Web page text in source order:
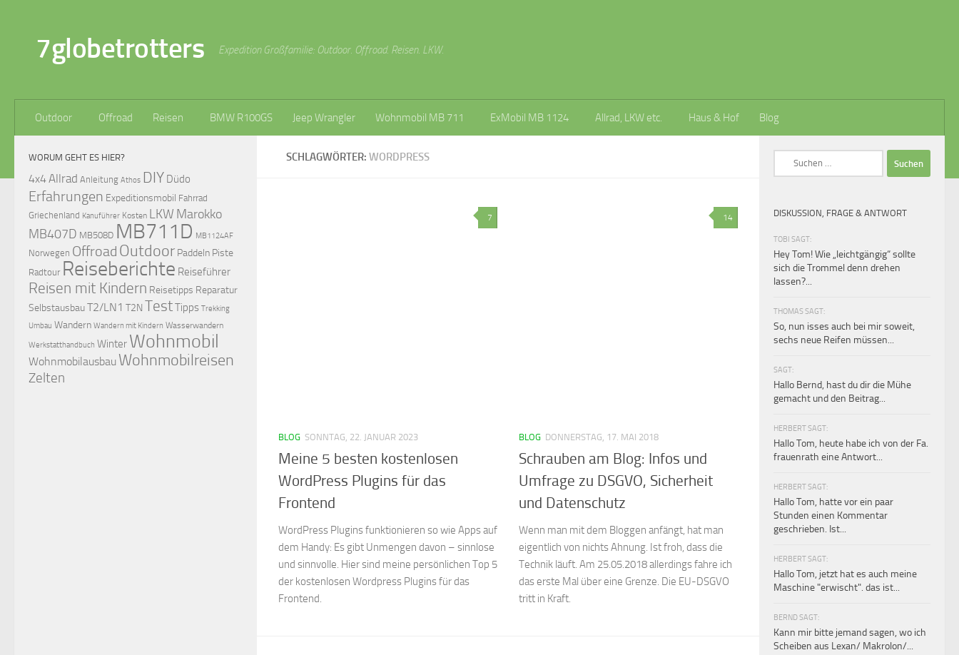
7globetrotters Expedition Großfamilie: Outdoor. Offroad. Reisen. LKW.
Outdoor Offroad Reisen BMW R100GS Jeep Wrangler Wohnmobil MB 711 ExMobil MB 1124 Allrad, LKW etc. Haus & Hof Blog
SCHLAGWÖRTER: WORDPRESS
7
BLOG SONNTAG, 22. JANUAR 2023
Meine 5 besten kostenlosen
WordPress Plugins für das
Frontend
WordPress Plugins funktionieren so wie Apps auf
dem Handy: Es gibt Unmengen davon – sinnlose
und sinnvolle. Hier sind meine persönlichen Top 5
der kostenlosen Wordpress Plugins für das
Frontend.
14
BLOG DONNERSTAG, 17. MAI 2018
Schrauben am Blog: Infos und
Umfrage zu DSGVO, Sicherheit
und Datenschutz
Wenn man mit dem Bloggen anfängt, hat man
eigentlich von nichts Ahnung. Ist froh, dass die
Technik läuft. Am 25.05.2018 allerdings fahre ich
das erste Mal über eine Grenze. Die EU-DSGVO
tritt in Kraft.
WORUM GEHT ES HIER?
4x4Allrad Anleitung Athos DIY Düdo
Erfahrungen Expeditionsmobil Fahrrad
Griechenland Kanuführer Kosten LKW Marokko
MB407D MB508D MB711D MB1124AF
Norwegen Offroad Outdoor Paddeln Piste
Radtour Reiseberichte Reiseführer
Reisen mit Kindern Reisetipps Reparatur
SelbstausbauT2/LN1 T2N TestTipps Trekking
Umbau Wandern Wandern mit Kindern Wasserwandern
Werkstatthandbuch Winter Wohnmobil
Wohnmobilausbau Wohnmobilreisen
Zelten
DISKUSSION, FRAGE & ANTWORT
TOBI SAGT:
Hey Tom! Wie „leichtgängig“ sollte
sich die Trommel denn drehen
lassen?...
THOMAS SAGT:
So, nun isses auch bei mir soweit,
sechs neue Reifen müssen...
SAGT:
Hallo Bernd, hast du dir die Mühe
gemacht und den Beitrag...
HERBERT SAGT:
Hallo Tom, heute habe ich von der Fa.
frauenrath eine Antwort...
HERBERT SAGT:
Hallo Tom, hatte vor ein paar
Stunden einen Kommentar
geschrieben. Ist...
HERBERT SAGT:
Hallo Tom, jetzt hat es auch meine
Maschine "erwischt". das ist...
BERND SAGT:
Kann mir bitte jemand sagen, wo ich
Scheiben aus Lexan/ Makrolon/...